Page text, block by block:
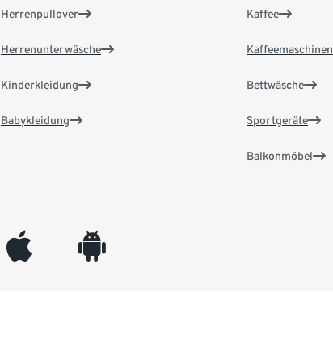
Herrenpullover
Herrenunterwäsche
Kinderkleidung
Babykleidung
Kaffee
Kaffeemaschinen
Bettwäsche
Sportgeräte
Balkonmöbel
appleinc android